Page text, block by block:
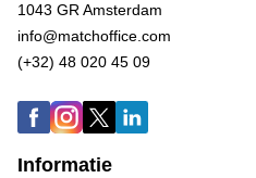
1043 GR Amsterdam
info@matchoffice.com
(+32) 48 020 45 09
Informatie